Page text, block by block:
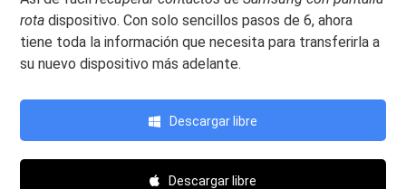
rota dispositivo. Con solo sencillos pasos de 6, ahora
tiene toda la información que necesita para transferirla a
su nuevo dispositivo más adelante.
Descargar libre
Descargar libre